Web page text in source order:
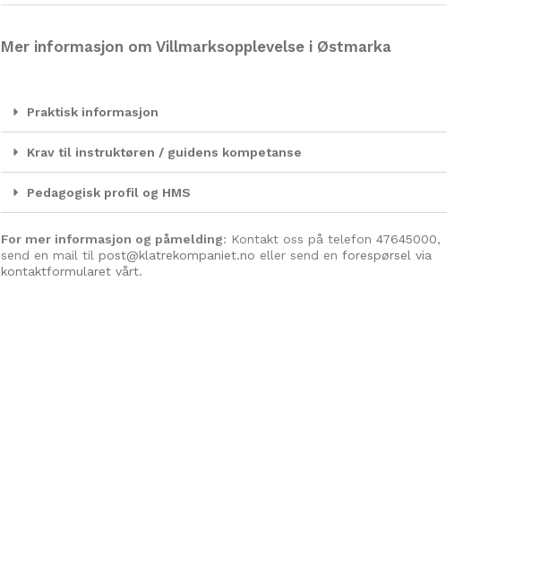
Mer informasjon om Villmarksopplevelse i Østmarka
Praktisk informasjon
Krav til instruktøren / guidens kompetanse
Pedagogisk profil og HMS
For mer informasjon og påmelding: Kontakt oss på telefon47645000,
send en mail til post@klatrekompaniet.no eller send enforespørsel via
kontaktformularet vårt.